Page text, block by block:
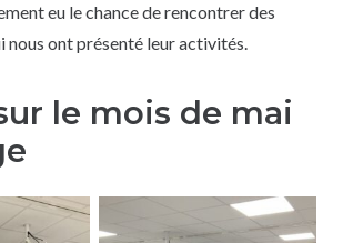
eu le chance de rencontrer des
nous ont présenté leur activités.
le mois de mai